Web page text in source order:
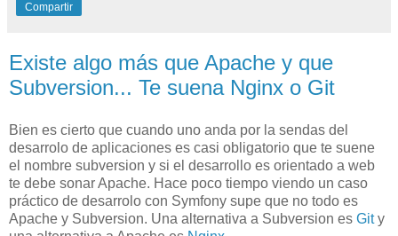
Compartir
Existe algo más que Apache y que
Subversion... Te suena Nginx o Git
Bien es cierto que cuando uno anda por la sendas del
desarrolo de aplicaciones es casi obligatorio que te suene
el nombre subversion y si el desarrollo es orientado a web
te debe sonar Apache. Hace poco tiempo viendo un caso
práctico de desarrolo con Symfony supe que no todo es
Apache y Subversion. Una alternativa a Subversion es Gity